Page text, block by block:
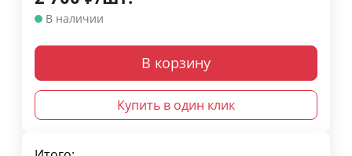
В наличии
В корзину
Купить в один клик